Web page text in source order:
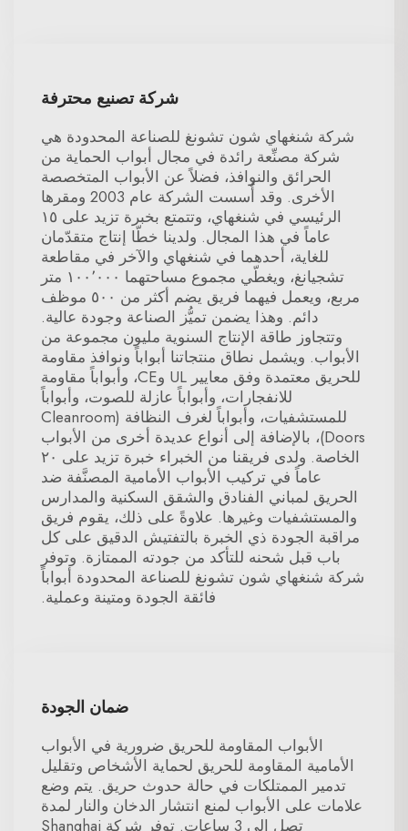
شركة تصنيع محترفة
شركة شنغهاي شون تشونغ للصناعة المحدودة هي
شركة مصنِّعة رائدة في مجال أبواب الحماية من
الحرائق والنوافذ، فضلاً عن الأبواب المتخصصة
الأخرى. وقد أُسست الشركة عام 2003 ومقرها
الرئيسي في شنغهاي، وتتمتع بخبرة تزيد على ١٥
عاماً في هذا المجال. ولدينا خطّا إنتاج متقدّمان
للغاية، أحدهما في شنغهاي والآخر في مقاطعة
تشجيانغ، ويغطّي مجموع مساحتهما ١٠٠٬٠٠٠ متر
مربع، ويعمل فيهما فريق يضم أكثر من ٥٠٠ موظف
دائم. وهذا يضمن تميُّز الصناعة وجودة عالية.
وتتجاوز طاقة الإنتاج السنوية مليون مجموعة من
الأبواب. ويشمل نطاق منتجاتنا أبواباً ونوافذ مقاومة
للحريق معتمدة وفق معايير UL وCE، وأبواباً مقاومة
للانفجارات، وأبواباً عازلة للصوت، وأبواباً
للمستشفيات، وأبواباً لغرف النظافة (Cleanroom
Doors)، بالإضافة إلى أنواع عديدة أخرى من الأبواب
الخاصة. ولدى فريقنا من الخبراء خبرة تزيد على ٢٠
عاماً في تركيب الأبواب الأمامية المصنَّفة ضد
الحريق لمباني الفنادق والشقق السكنية والمدارس
والمستشفيات وغيرها. علاوةً على ذلك، يقوم فريق
مراقبة الجودة ذي الخبرة بالتفتيش الدقيق على كل
باب قبل شحنه للتأكد من جودته الممتازة. وتوفر
شركة شنغهاي شون تشونغ للصناعة المحدودة أبواباً
فائقة الجودة ومتينة وعملية.
ضمان الجودة
الأبواب المقاومة للحريق ضرورية في الأبواب
الأمامية المقاومة للحريق لحماية الأشخاص وتقليل
تدمير الممتلكات في حالة حدوث حريق. يتم وضع
علامات على الأبواب لمنع انتشار الدخان والنار لمدة
تصل إلى 3 ساعات. توفر شركة Shanghai